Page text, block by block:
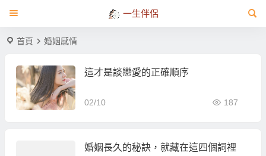
一生伴侶
首頁 婚姻感情
這才是談戀愛的正確順序
02/10 187
婚姻長久的秘訣，就藏在這四個詞裡